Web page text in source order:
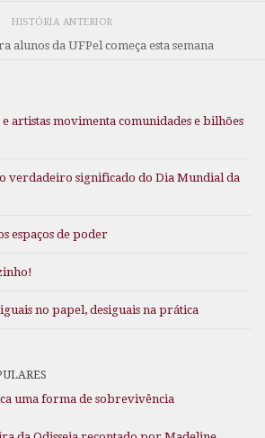
HISTÓRIA ANTERIOR
alunos da UFPel começa esta semana
artistas movimenta comunidades e bilhões
verdadeiro significado do Dia Mundial da
espaços de poder
no papel, desiguais na prática
uma forma de sobrevivência